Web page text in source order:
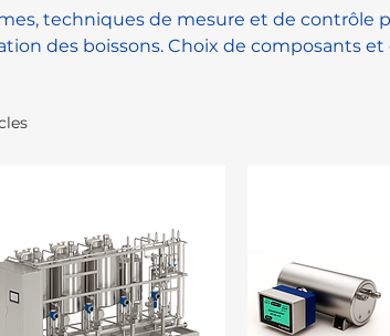
techniques de mesure et de contrôle
des boissons. Choix de composants